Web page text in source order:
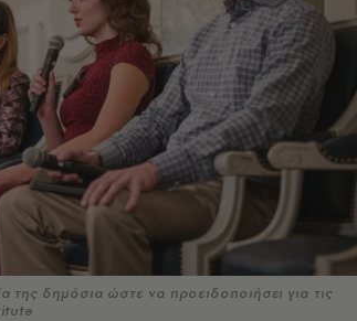
της δημόσια ώστε να προειδοποιήσει για τις